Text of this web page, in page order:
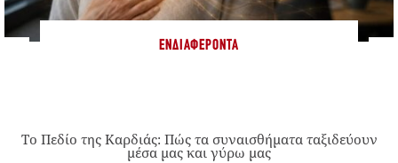
ΕΝΔΙΑΦΈΡΟΝΤΑ
Το Πεδίο της Καρδιάς: Πώς τα συναισθήματα ταξιδεύουν
μέσα μας και γύρω μας